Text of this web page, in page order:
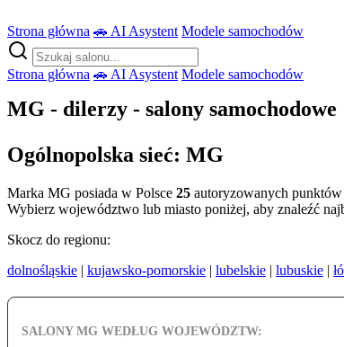
Strona główna 🚗 AI Asystent Modele samochodów
Strona główna 🚗 AI Asystent Modele samochodów
MG - dilerzy - salony samochodowe
Ogólnopolska sieć: MG
Marka MG posiada w Polsce 25 autoryzowanych
Wybierz województwo lub miasto poniżej, aby znaleźć
Skocz do regionu:
dolnośląskie | kujawsko-pomorskie | lubelskie | lubuskie |
SALONY MG WEDŁUG WOJEWÓDZTW: